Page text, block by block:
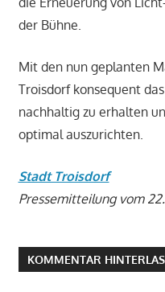
der Bühne.
Mit den nun geplanten
Troisdorf konsequent
nachhaltig zu erhalten
optimal auszurichten.
Stadt Troisdorf
Pressemitteilung vom
KOMMENTAR